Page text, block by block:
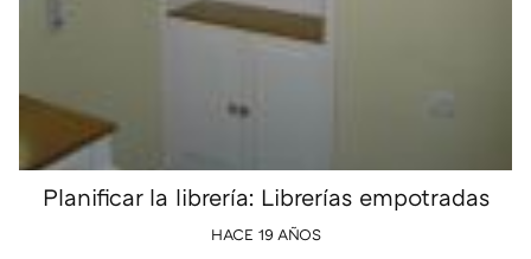
Planificar la librería: Librerías empotradas
HACE 19 AÑOS